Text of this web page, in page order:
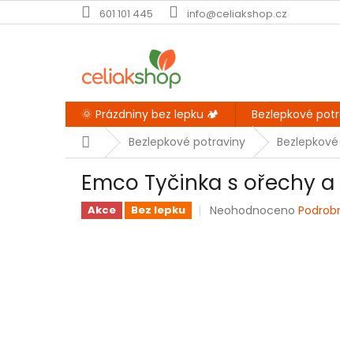
na
601 101 445 info@celiakshop.cz
🌞 Prázdniny bez lepku 🏕️ Bezlepkové
DomůBezlepkové potraviny
Emco Tyčinka s ořechy
Akce Bez lepku
Průměrné
Neohodnoceno